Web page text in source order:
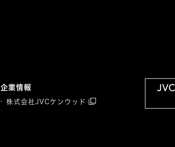
企業情報
株式会社JVCケンウッド